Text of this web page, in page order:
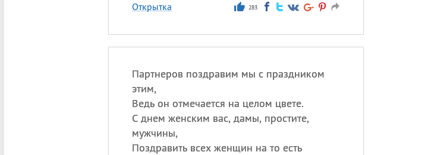
Открытка 283
Партнеров поздравим мы с праздником
этим,
Ведь он отмечается на целом цвете.
С днем женским вас, дамы, простите,
мужчины,
Поздравить всех женщин на то есть